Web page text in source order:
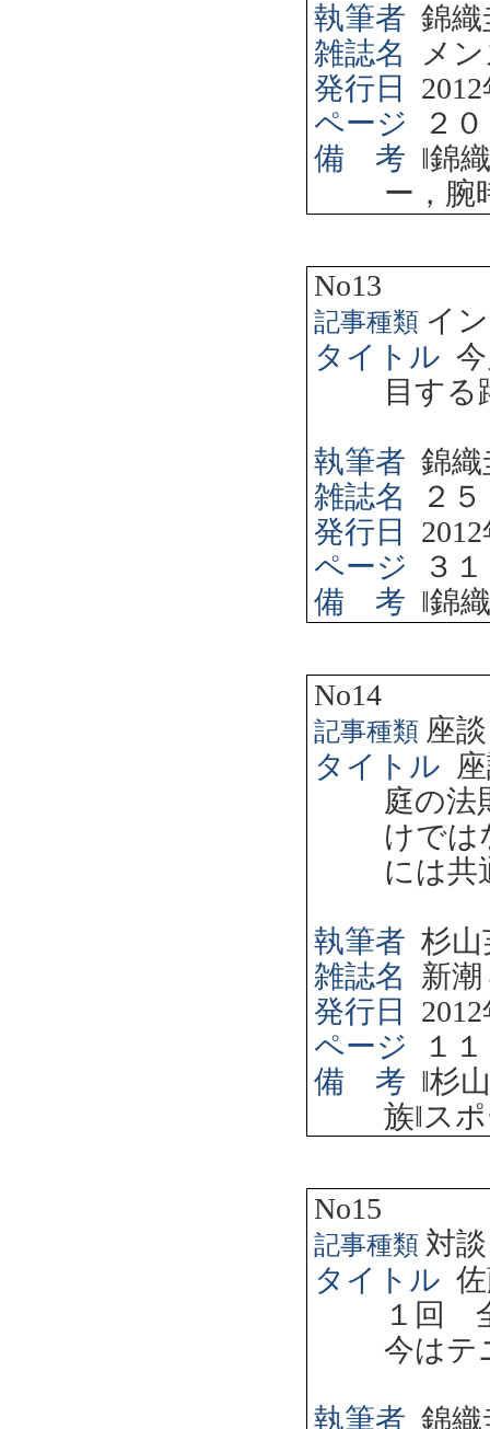
執筆者 錦織
雑誌名
メ
発行日
2012
ページ
２
備 考 ‖錦
ー，腕
No13
記事種類 イ
タイトル
目す
執筆者 錦織
雑誌名
２
発行日
2012
ページ
３
備 考 ‖錦
No14
記事種類 座談
タイトル
庭の
けでは
には
執筆者 杉山
雑誌名
新潮
発行日
2012
ページ
１
備 考 ‖杉
族‖ス
No15
記事種類 対談
タイトル
１回
今はテ
執筆者 錦